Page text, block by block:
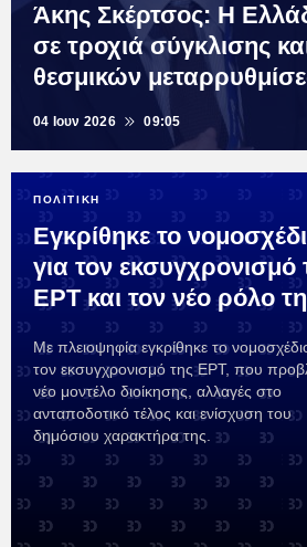
Άκης Σκέρτσος: Η
σε τροχιά σύγκλισης
θεσμικών
04 Ιουν 2026 09:05
ΠΟΛΙΤΙΚΗ
Εγκρίθηκε το
για τον εκσυγχρονισμό
ΕΡΤ και τον νέο ρόλο
Με πλειοψηφία εγκρίθηκε το
τον εκσυγχρονισμό της ΕΡΤ, που
νέο μοντέλο διοίκησης, αλλαγές στο
ανταποδοτικό τέλος και ενίσχυση του
δημόσιου χαρακτήρα της.